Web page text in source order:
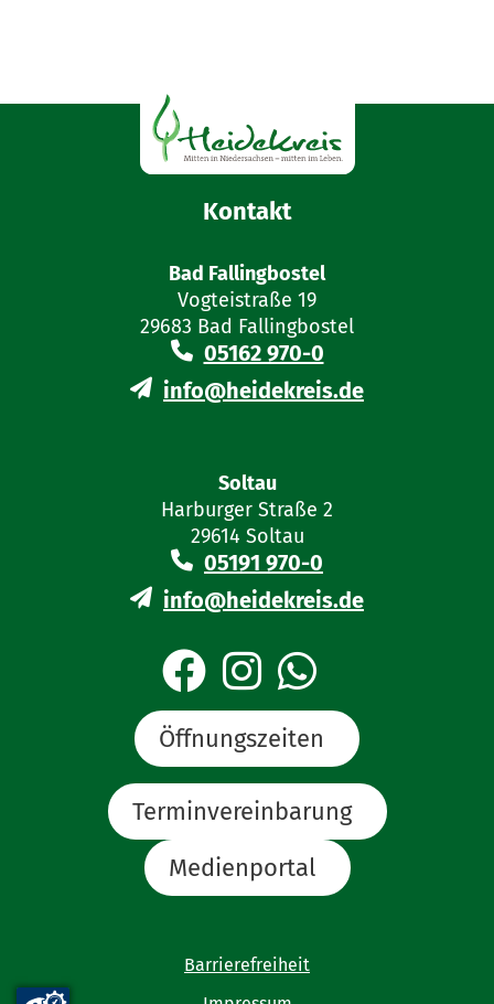
Kontakt
Bad Fallingbostel
Vogteistraße 19
29683 Bad Fallingbostel
05162 970-0
info@heidekreis.de
Soltau
Harburger Straße 2
29614 Soltau
05191 970-0
info@heidekreis.de
Öffnungszeiten
Terminvereinbarung
Medienportal
Barrierefreiheit